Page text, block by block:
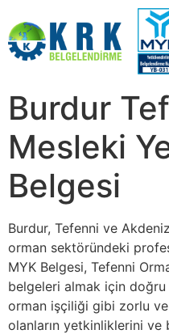
Burdur
Mesleki
Belgesi
Burdur, Tefenni ve
orman sektöründeki
MYK Belgesi, Tefenni
belgeleri almak için
orman işçiliği gibi zorlu
olanların yetkinliklerini